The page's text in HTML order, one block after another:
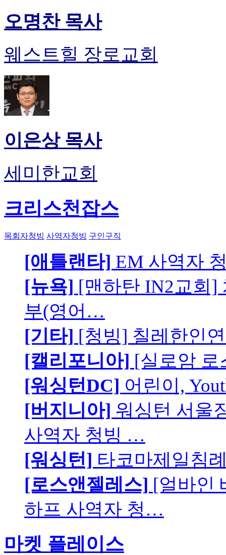
오명찬 목사
웨스트힐 장로교회
이은상 목사
세미한교회
크리스천잡스
목회자청빙 사역자청빙 구인구직
[애틀랜타] EM 사역자
[뉴욕] [맨하탄 IN2교회]
부(영어…
[기타] [청빙] 칠레한인
[캘리포니아] [실로암 로
[워싱턴DC] 어린이,
[버지니아] 워싱턴 서울
사역자 청빙 …
[워싱턴] 타코마제일침
[로스앤젤레스] [얼바인
하프 사역자 청…
마켓 플레이스